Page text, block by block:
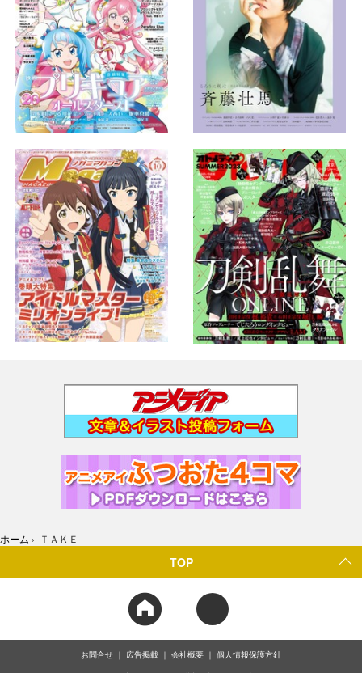
ホーム › ＴＡＫＥ
TOP
お問合せ 広告掲載 会社概要 個人情報保護方針